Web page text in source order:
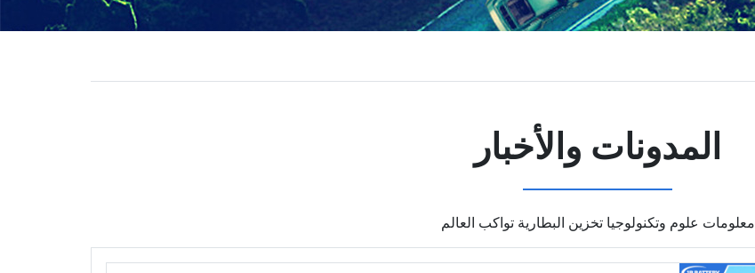
المدونات والأخبار
معلومات علوم وتكنولوجيا تخزين البطارية تواكب العالم